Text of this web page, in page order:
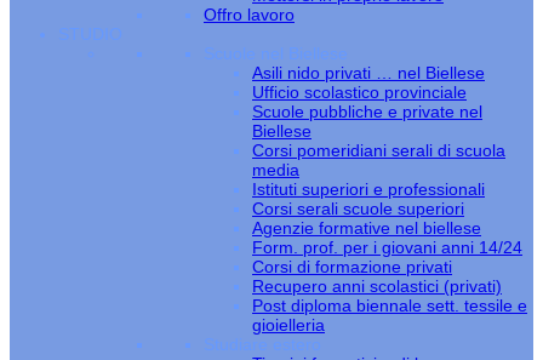
Offro lavoro
STUDIO
Scuole nel Biellese
Asili nido privati … nel Biellese
Ufficio scolastico provinciale
Scuole pubbliche e private nel
Biellese
Corsi pomeridiani serali di scuola
media
Istituti superiori e professionali
Corsi serali scuole superiori
Agenzie formative nel biellese
Form. prof. per i giovani anni 14/24
Corsi di formazione privati
Recupero anni scolastici (privati)
Post diploma biennale sett. tessile e
gioielleria
Studiare estero